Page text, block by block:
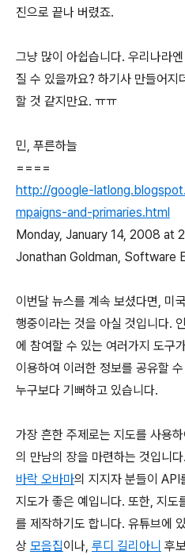
진으로 끝나 버렸죠.
그냥 많이 아쉽습니다. 우리나라
질 수 있을까요? 하기사 만들어
할 것 같지만요. ㅠㅠ
민, 푸른하늘
====
http://google-
mpaigns-and-primaries.html
Monday, January 14, 2008 at
Jonathan Goldman, Software
이번달 뉴스를 계속 보셨다면, 미
행중이라는 것을 아실 것입니다.
에 참여할 수 있는 여러가지 도구
이용하여 이러한 정보를 공유할
누구보다 기뻐하고 있습니다.
가장 흔한 주제로는 지도를 사용
의 만남의 장을 마련하는 것입니다.
바락 오바마의 지지자 분들이 API
지도가 좋은 예입니다. 또한, 지도
를 제작하기도 합니다. 유튜브에
상 모음집이나, 루디 길리아니 후